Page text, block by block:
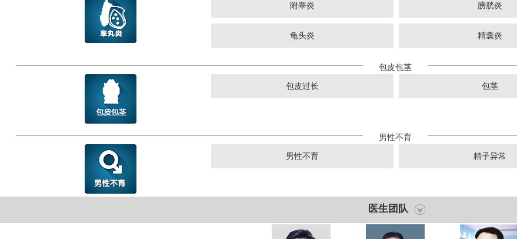
附睾炎 膀胱炎
龟头炎 精囊炎
包皮包茎
包皮过长 包茎
男性不育
男性不育 精子异常
医生团队